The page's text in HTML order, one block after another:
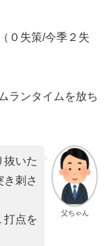
０失策/今季２失
ランタイムを放ち
父ちゃん
抜いた
刺さ
打点を